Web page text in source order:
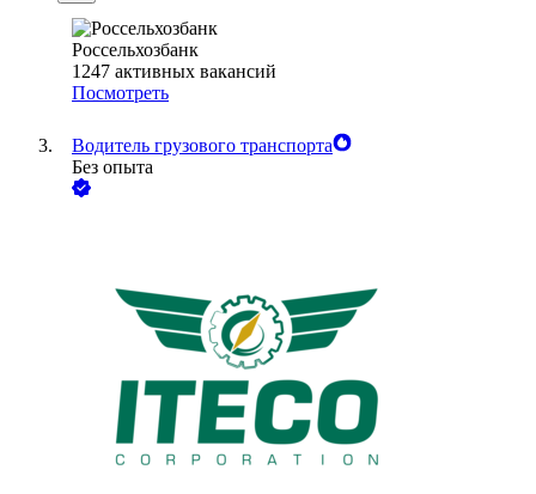
Россельхозбанк
1247 активных вакансий
Посмотреть
Водитель грузового транспорта
Без опыта